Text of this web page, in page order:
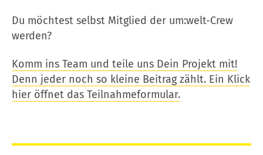
Du möchtest selbst Mitglied der um:welt-Crew
werden?
Komm ins Team und teile uns Dein Projekt mit!
Denn jeder noch so kleine Beitrag zählt. Ein Klick
hier öffnet das Teilnahmeformular.